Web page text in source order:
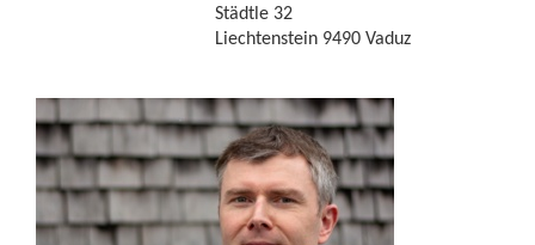
Städtle 32
Liechtenstein 9490 Vaduz